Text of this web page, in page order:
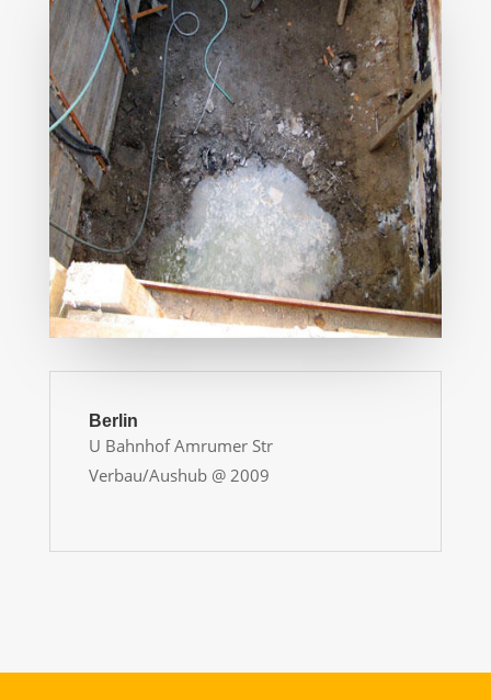
Berlin
U Bahnhof Amrumer Str
Verbau/Aushub @ 2009